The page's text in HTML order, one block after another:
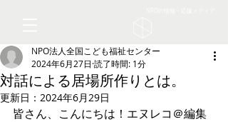
対話による居場所作りとは。
NPO法人全国こども福祉センター
2024年6月27日 読了時間: 1分
更新日： 2024年6月29日
皆さん、こんにちは！エヌレコ＠編集